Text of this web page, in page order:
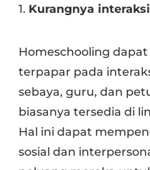
1. Kurangnya
Homeschooling
terpapar pada
sebaya, guru, dan
biasanya tersedia di
Hal ini dapat
sosial dan